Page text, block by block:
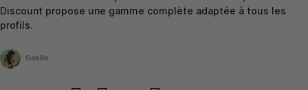
Discount propose une gamme complète adaptée à tous les
profils.
Gaelle